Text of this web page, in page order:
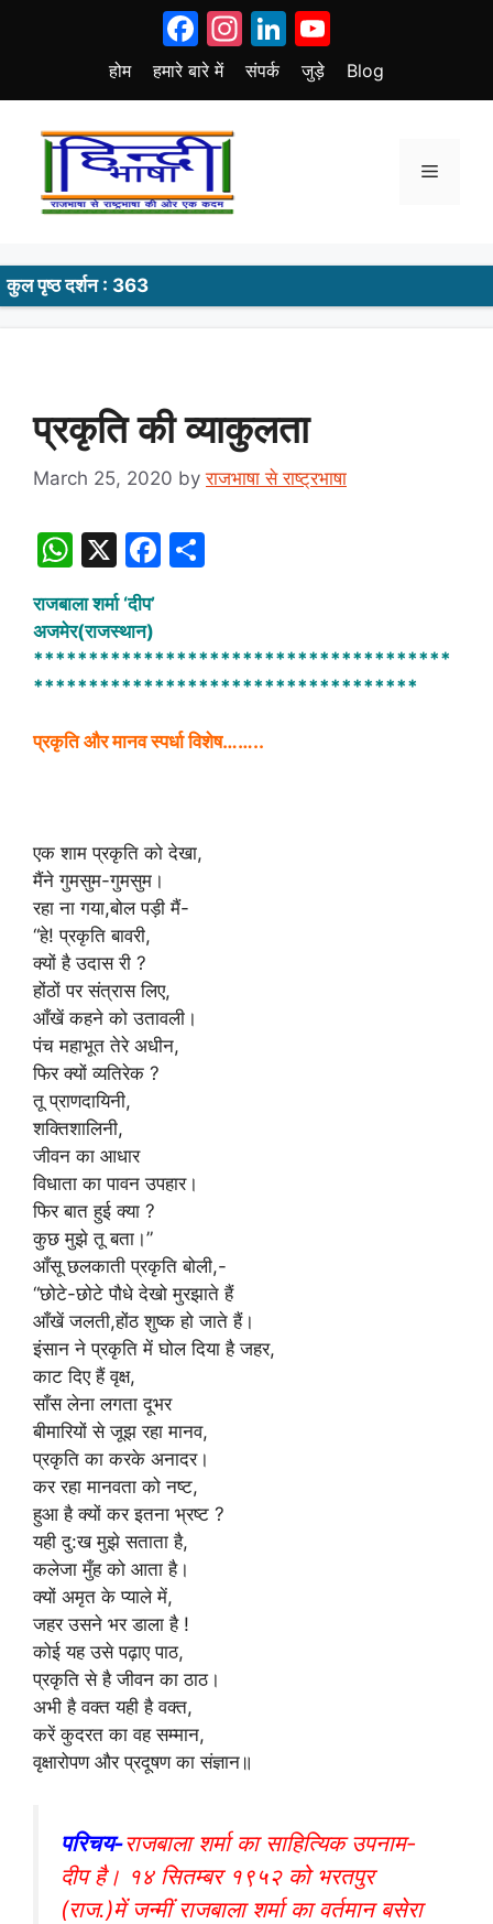
Facebook
Instagram
LinkedIn
होम हमारे बारे में संपर्क जुड़े Blog
Menu
कुल पृष्ठ दर्शन : 363
प्रकृति की व्याकुलता
March 25, 2020 byराजभाषा से राष्ट्रभाषा
W
at
s
A
p
p
X
F
e
b
o
o
e
राजबाला शर्मा ‘दीप’
अजमेर(राजस्थान)
**************************************
***********************************
प्रकृति और मानव स्पर्धा विशेष……..
एक शाम प्रकृति को देखा,
मैंने गुमसुम-गुमसुम।
रहा ना गया,बोल पड़ी मैं-
“हे! प्रकृति बावरी,
क्यों है उदास री ?
होंठों पर संत्रास लिए,
आँखें कहने को उतावली।
पंच महाभूत तेरे अधीन,
फिर क्यों व्यतिरेक ?
तू प्राणदायिनी,
शक्तिशालिनी,
जीवन का आधार
विधाता का पावन उपहार।
फिर बात हुई क्या ?
कुछ मुझे तू बता।”
आँसू छलकाती प्रकृति बोली,-
“छोटे-छोटे पौधे देखो मुरझाते हैं
आँखें जलती,होंठ शुष्क हो जाते हैं।
इंसान ने प्रकृति में घोल दिया है जहर,
काट दिए हैं वृक्ष,
साँस लेना लगता दूभर
बीमारियों से जूझ रहा मानव,
प्रकृति का करके अनादर।
कर रहा मानवता को नष्ट,
हुआ है क्यों कर इतना भ्रष्ट ?
यही दु:ख मुझे सताता है,
कलेजा मुँह को आता है।
क्यों अमृत के प्याले में,
जहर उसने भर डाला है !
कोई यह उसे पढ़ाए पाठ,
प्रकृति से है जीवन का ठाठ।
अभी है वक्त यही है वक्त,
करें कुदरत का वह सम्मान,
वृक्षारोपण और प्रदूषण का संज्ञान॥
परिचय-राजबाला शर्मा का साहित्यिक उपनाम-
दीप है। १४ सितम्बर १९५२ को भरतपुर
(राज.)में जन्मीं राजबाला शर्मा का वर्तमान बसेरा